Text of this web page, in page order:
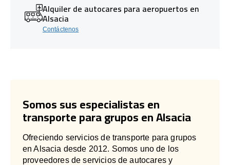
Alquiler de autocares para aeropuertos en
Alsacia
Contáctenos
Somos sus especialistas en
transporte para grupos en Alsacia
Ofreciendo servicios de transporte para grupos
en Alsacia desde 2012. Somos uno de los
proveedores de servicios de autocares y